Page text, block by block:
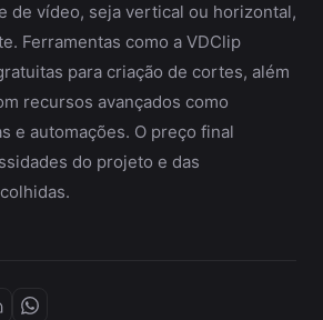
de vídeo, seja vertical ou horizontal,
Ferramentas como a VDClip
para criação de cortes, além
recursos avançados como
e automações. O preço final
do projeto e das